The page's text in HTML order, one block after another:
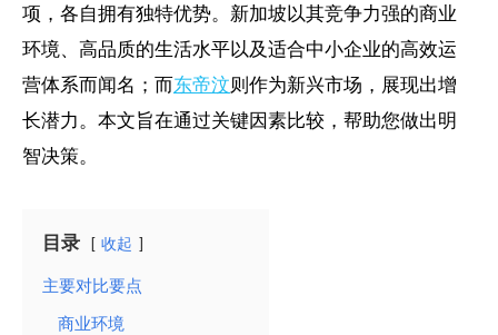
项，各自拥有独特优势。新加坡以其竞争力强的商业
环境、高品质的生活水平以及适合中小企业的高效运
营体系而闻名；而东帝汶则作为新兴市场，展现出增
长潜力。本文旨在通过关键因素比较，帮助您做出明
智决策。
目录 收起
主要对比要点
商业环境